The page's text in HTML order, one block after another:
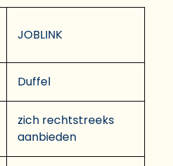
JOBLINK
Duffel
zich rechtstreeks
aanbieden